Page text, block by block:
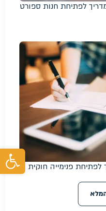
לפתיחת חנות ספורט
לפתיחת פנימייה חוקית